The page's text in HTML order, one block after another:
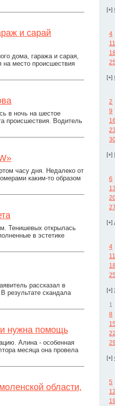
и сарай
дома, гаража и сарая,
место происшествия
в ночь на шестое
происшествия. Водитель
часу дня. Недалеко от
каким-то образом
Тенишевых открылась
в эстетике
рассказал в
результате скандала
нужна помощь
Алина - особенная
месяца она провела
области,
[+]
4
11
18
25
[+]
2
9
16
23
[+]
6
13
27
[+]
4
11
18
25
[+]
1
8
15
22
29
[+]
5
12
19